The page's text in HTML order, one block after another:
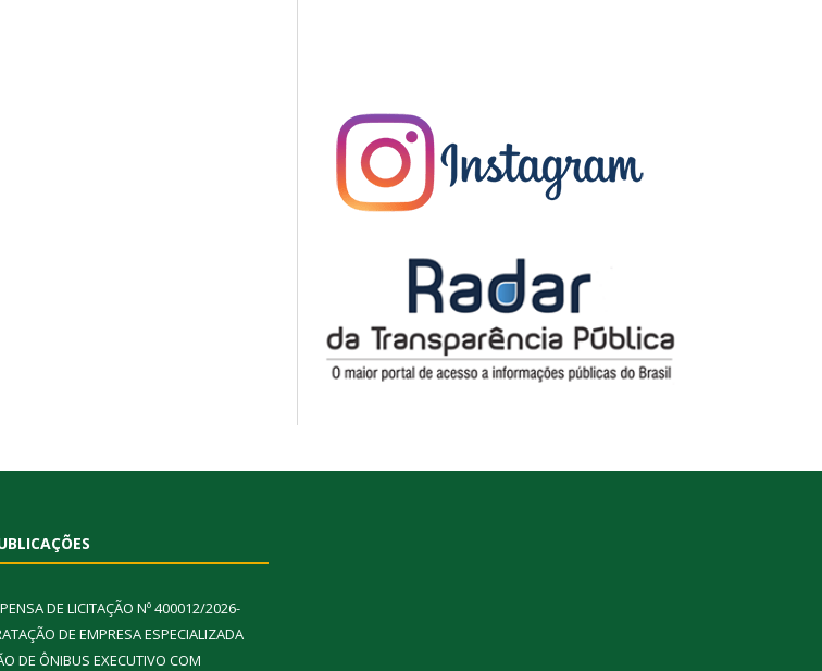
DE LICITAÇÃO Nº 400012/2026-
DE EMPRESA ESPECIALIZADA
DE ÔNIBUS EXECUTIVO COM